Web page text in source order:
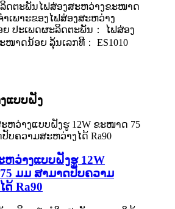
ດຕະພັນໄຟສ່ອງສະຫວ່າງຂະໜາດ
ເພາະຂອງໄຟສ່ອງສະຫວ່າງ
ປະເພດຜະລິດຕະພັນ： ໄຟສ່ອງ
ໜາດນ້ອຍ ລຸ້ນເລກທີ： ES1010
ແບບຝັງ
ຫວ່າງແບບຝັງຮູ 12W
ມມ ສາມາດປັບຄວາມ
Ra90